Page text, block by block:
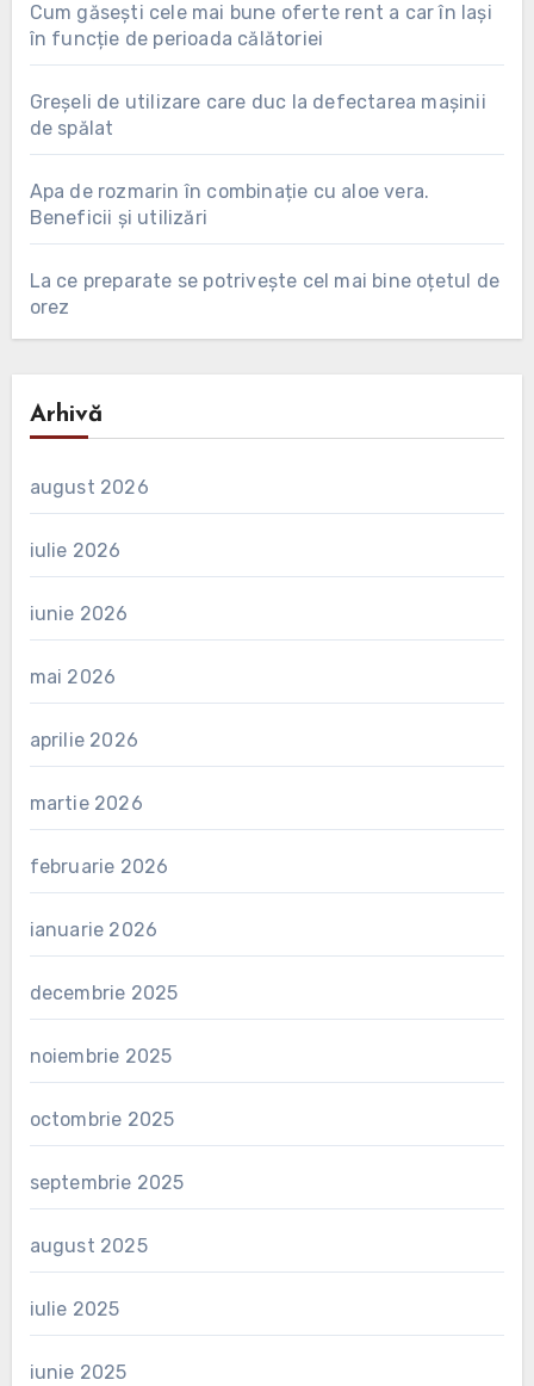
Cum găsești cele mai bune oferte rent a car în Iași
în funcție de perioada călătoriei
Greșeli de utilizare care duc la defectarea mașinii
de spălat
Apa de rozmarin în combinație cu aloe vera.
Beneficii și utilizări
La ce preparate se potrivește cel mai bine oțetul de
orez
Arhivă
august 2026
iulie 2026
iunie 2026
mai 2026
aprilie 2026
martie 2026
februarie 2026
ianuarie 2026
decembrie 2025
noiembrie 2025
octombrie 2025
septembrie 2025
august 2025
iulie 2025
iunie 2025